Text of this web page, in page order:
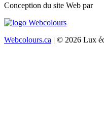
Conception du site Web par
Webcolours.ca | © 2026 Lux